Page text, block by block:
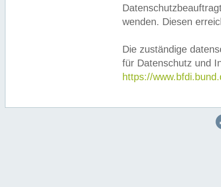
wenden. Diesen
Die zuständige
für Datenschutz und
https://